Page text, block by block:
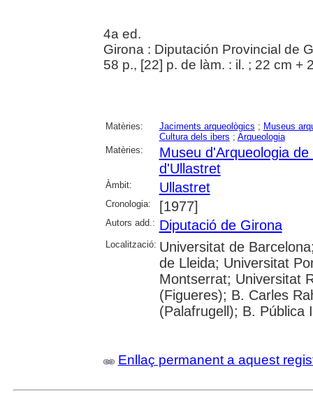
4a ed.
Girona : Diputación Provincial de
58 p., [22] p. de làm. : il. ; 22 cm +
Matèries: Jaciments arqueològics ; Museus
Cultura dels ibers ; Arqueologia
Matèries:
Museu d'Arqueologia de
d'Ullastret
Àmbit: Ullastret
Cronologia: [1977]
Autors add.: Diputació de Girona
Localització: Universitat de
de Lleida; Universitat
Montserrat; Universitat
(Figueres); B. Carles
(Palafrugell); B. Pública
Enllaç permanent a aquest